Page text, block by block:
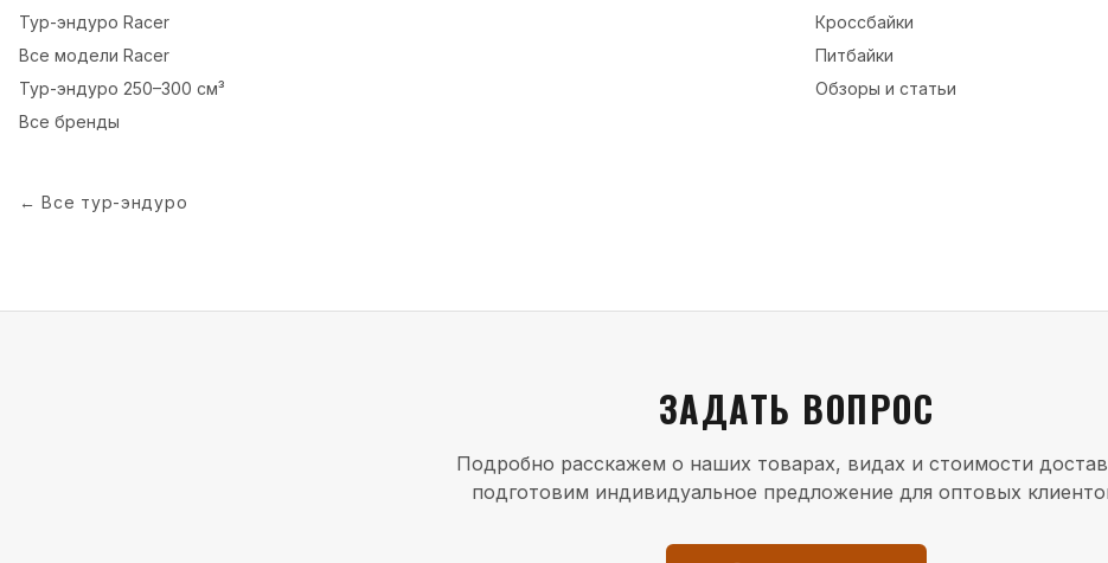
Тур-эндуро Racer
Все модели Racer
Тур-эндуро 250–300 см³
Все бренды
Кроссбайки
Питбайки
Обзоры и статьи
←Все тур-эндуро
ЗАДАТЬ ВОПРОС
Подробно расскажем о наших товарах, видах и стоимости
подготовим индивидуальное предложение для оптовых